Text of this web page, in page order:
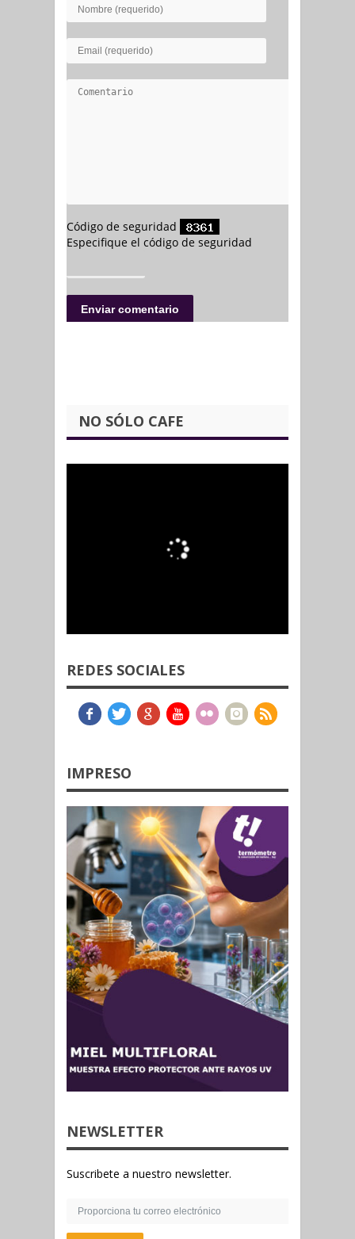
NO SÓLO CAFE
REDES SOCIALES
IMPRESO
NEWSLETTER
Suscribete a nuestro newsletter.